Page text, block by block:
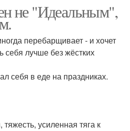
не "Идеальным",
перебарщивает - и хочет
себя лучше без жёстких
себя в еде на праздниках.
тяжесть, усиленная тяга к